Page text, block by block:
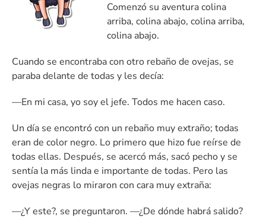
Comenzó su aventura colina
arriba, colina abajo, colina arriba,
colina abajo.
Cuando se encontraba con otro rebaño de ovejas, se
paraba delante de todas y les decía:
—En mi casa, yo soy el jefe. Todos me hacen caso.
Un día se encontró con un rebaño muy extraño; todas
eran de color negro. Lo primero que hizo fue reírse de
todas ellas. Después, se acercó más, sacó pecho y se
sentía la más linda e importante de todas. Pero las
ovejas negras lo miraron con cara muy extraña:
—¿Y este?, se preguntaron. —¿De dónde habrá salido?